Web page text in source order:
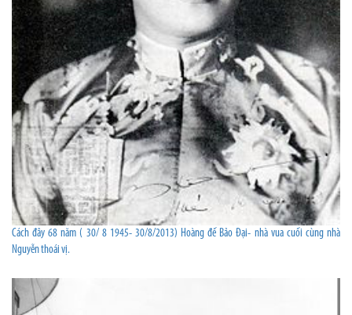
Cách đây 68 năm ( 30/ 8 1945- 30/8/2013) Hoàng đế Bảo Đại- nhà vua cuối cùng nhà
Nguyễn thoái vị.